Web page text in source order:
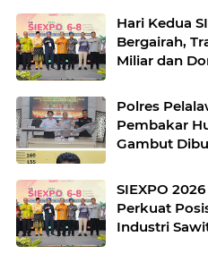
Hari Kedua
Bergairah,
Miliar dan
Polres
Pembakar
Gambut
SIEXPO
Perkuat
Industri